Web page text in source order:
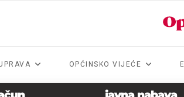
OPĆINSKO VIJEĆE